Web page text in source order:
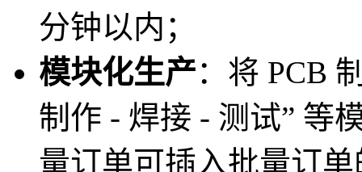
分钟以内；
模块化生产：将 PCB
制作 - 焊接 - 测试” 等
量订单可插入批量订